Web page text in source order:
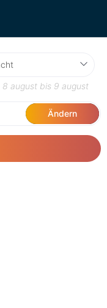
8 august bis 9 august
Ändern